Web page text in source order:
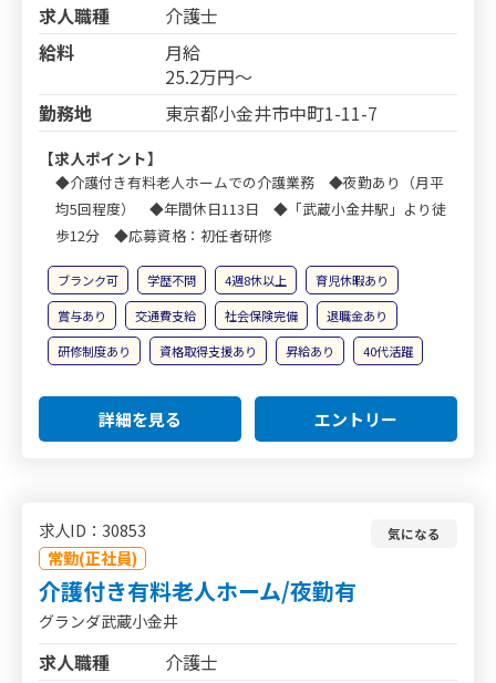
求人職種
介護士
給料
月給
25.2万円～
勤務地
東京都小金井市中町1-11-7
【求人ポイント】
◆介護付き有料老人ホームでの介護業務 ◆夜勤あり（月平
均5回程度） ◆年間休日113日 ◆「武蔵小金井駅」より徒
歩12分 ◆応募資格：初任者研修
ブランク可 学歴不問 4週8休以上
育児休暇あり
賞与あり
交通費支給 社会保険完備
退職金あり
研修制度あり
資格取得支援あり 昇給あり 40代活躍
詳細を見る エントリー
求人ID：30853
常勤(正社員)
気になる
介護付き有料老人ホーム/夜勤有
グランダ武蔵小金井
求人職種
介護士